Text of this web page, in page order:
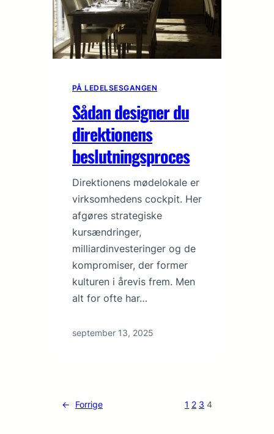
PÅ LEDELSESGANGEN
Sådan designer du
direktionens
beslutningsproces
Direktionens mødelokale er
virksomhedens cockpit. Her
afgøres strategiske
kursændringer,
milliardinvesteringer og de
kompromiser, der former
kulturen i årevis frem. Men
alt for ofte har…
september 13, 2025
← Forrige 1 2 3 4